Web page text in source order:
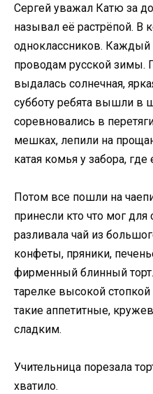
Сергей уважал Катю за
называл её растрёпой. В
одноклассников. Каждый
проводам русской зимы.
выдалась солнечная,
субботу ребята вышли в
соревновались в
мешках, лепили на
катая комья у забора,
Потом все пошли на
принесли кто что мог для
разливала чай из
конфеты, пряники,
фирменный блинный
тарелке высокой
такие аппетитные,
сладким.
Учительница порезала
хватило.